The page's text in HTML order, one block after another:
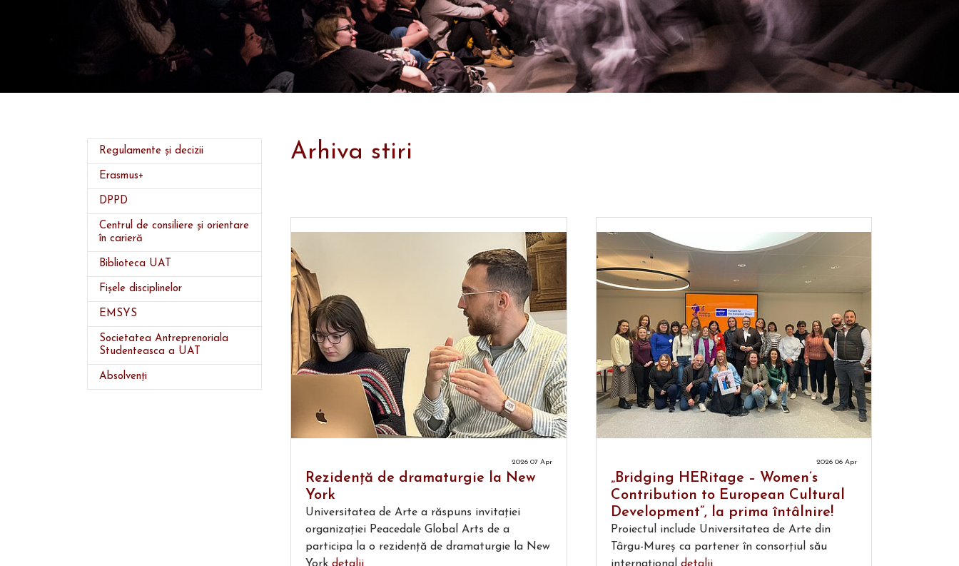
Regulamente și decizii
Erasmus+
DPPD
Centrul de consiliere și orientare
în carieră
Biblioteca UAT
Fișele disciplinelor
EMSYS
Societatea Antreprenoriala
Studenteasca a UAT
Absolvenți
Arhiva stiri
2026 07 Apr
Rezidență de dramaturgie la New
York
Universitatea de Arte a răspuns invitației
organizației Peacedale Global Arts de a
participa la o rezidență de dramaturgie la New
2026 06 Apr
„Bridging HERitage – Women’s
Contribution to European Cultural
Development”, la prima întâlnire!
Proiectul include Universitatea de Arte din
Târgu-Mureș ca partener în consorțiul său